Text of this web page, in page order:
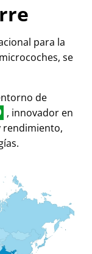
para la
se
de
, innovador en
rendimiento,